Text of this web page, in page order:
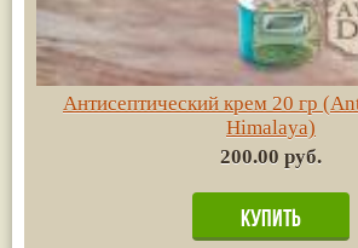
Антисептический крем 20 гр
Himalaya)
200.00 руб.